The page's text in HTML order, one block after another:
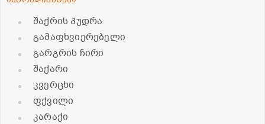
შაქრის პუდრა
გამაფხვიერებელი
გარგრის ჩირი
შაქარი
კვერცხი
ფქვილი
კარაქი